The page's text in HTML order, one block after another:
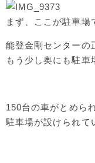
まず、ここが駐車場
能登金剛センターの
もう少し奥にも駐車
150台の車がとめら
駐車場が設けられて